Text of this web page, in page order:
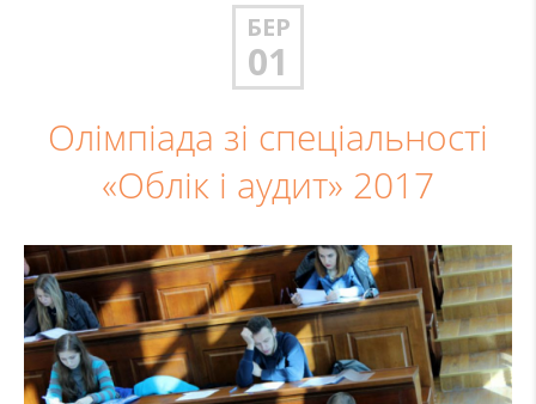
БЕР
01
Олімпіада зі спеціальності
«Облік і аудит» 2017